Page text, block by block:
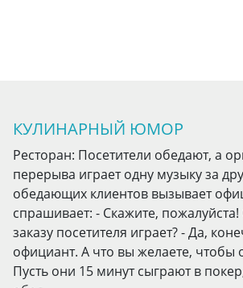
КУЛИНАРНЫЙ ЮМОР
Ресторан: Посетители обедают, а
перерыва играет одну музыку за
обедающих клиентов вызывает
спрашивает: - Скажите,
заказу посетителя играет? - Да,
официант. А что вы желаете, чтобы
Пусть они 15 минут сыграют в